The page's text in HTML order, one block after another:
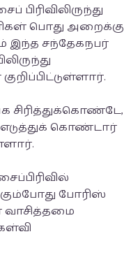
பிரிவிலிருந்து
பொது அறைக்கு
இந்த சந்தேகநபர்
சிரித்துக்கொண்டே,
கொண்டார்
போரிஸ்